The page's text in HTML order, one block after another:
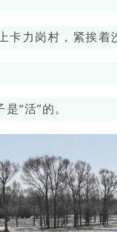
力岗村，紧挨着
“活”的。